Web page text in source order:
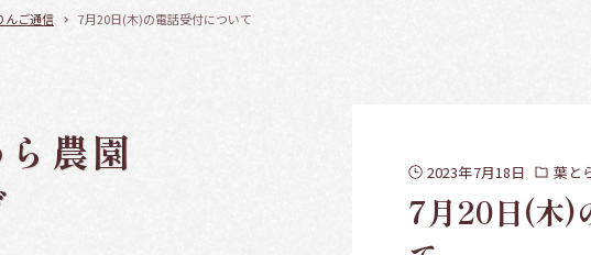
んご通信 7月20日(木)の電話受付について
2023年7月18日 葉と
7月20日(木)
農園